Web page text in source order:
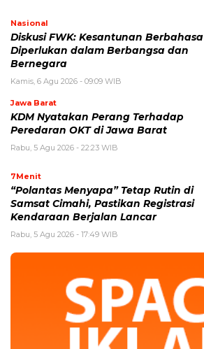
Nasional
Diskusi FWK: Kesantunan Berbahasa
Diperlukan dalam Berbangsa dan
Bernegara
Kamis, 6 Agu 2026 - 09:09 WIB
Jawa Barat
KDM Nyatakan Perang Terhadap
Peredaran OKT di Jawa Barat
Rabu, 5 Agu 2026 - 22:23 WIB
7Menit
“Polantas Menyapa” Tetap Rutin di
Samsat Cimahi, Pastikan Registrasi
Kendaraan Berjalan Lancar
Rabu, 5 Agu 2026 - 17:49 WIB